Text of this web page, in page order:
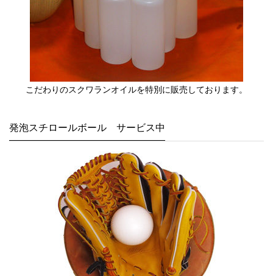
こだわりのスクワランオイルを特別に販売しております。
発泡スチロールボール サービス中